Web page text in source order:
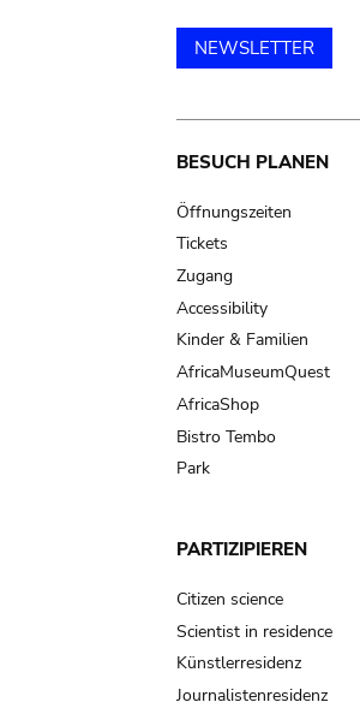
NEWSLETTER
Main
navigation
BESUCH PLANEN
Öffnungszeiten
Tickets
Zugang
Accessibility
Kinder & Familien
AfricaMuseumQuest
AfricaShop
Bistro Tembo
Park
PARTIZIPIEREN
Citizen science
Scientist in residence
Künstlerresidenz
Journalistenresidenz